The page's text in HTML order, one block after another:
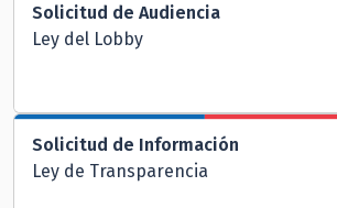
Solicitud de Audiencia
Ley del Lobby
Solicitud de Información
Ley de Transparencia